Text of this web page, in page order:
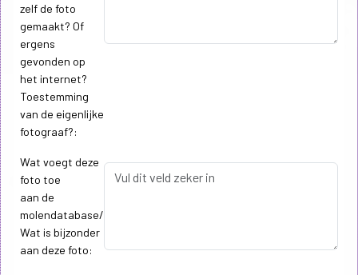
zelf de foto
gemaakt? Of
ergens
gevonden op
het internet?
Toestemming
van de eigenlijke
fotograaf?:
Wat voegt deze
foto toe
aan de
molendatabase/
Wat is bijzonder
aan deze foto: